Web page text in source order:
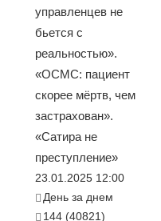
управленцев не
бьется с
реальностью».
«ОСМС: пациент
скорее мёртв, чем
застрахован».
«Сатира не
преступление»
23.01.2025 12:00
День за днем
144 (40821)